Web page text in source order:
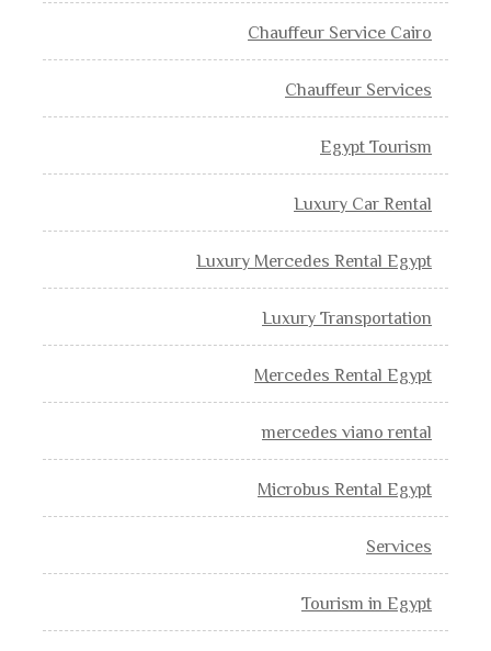
Chauffeur Service Cairo
Chauffeur Services
Egypt Tourism
Luxury Car Rental
Luxury Mercedes Rental Egypt
Luxury Transportation
Mercedes Rental Egypt
mercedes viano rental
Microbus Rental Egypt
Services
Tourism in Egypt